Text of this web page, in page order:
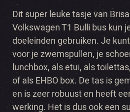
Dit super leuke tasje van
Volkswagen T1 Bulli bus kun
doeleinden gebruiken. Je
voor je zwemspullen, je
lunchbox, als etui, als
of als EHBO box. De tas is
en is zeer robuust en heeft
werking. Het is dus ook een